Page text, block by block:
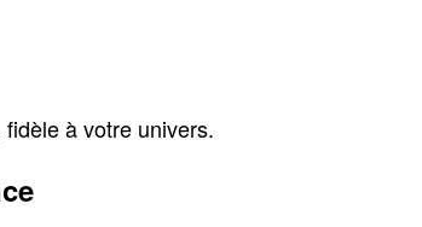
fidèle à votre univers.